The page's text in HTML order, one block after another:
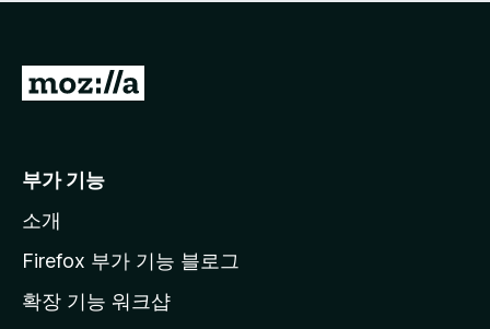
점
습
니
M
l
a
페
부가 기능
소개
Firefox 부가 기능 블로그
확장 기능 워크샵